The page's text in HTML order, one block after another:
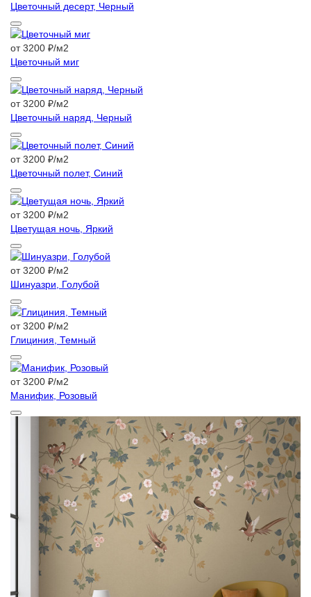
Цветочный десерт, Черный
от 3200 ₽/м2
Цветочный миг
от 3200 ₽/м2
Цветочный наряд, Черный
от 3200 ₽/м2
Цветочный полет, Синий
от 3200 ₽/м2
Цветущая ночь, Яркий
от 3200 ₽/м2
Шинуазри, Голубой
от 3200 ₽/м2
Глициния, Темный
от 3200 ₽/м2
Манифик, Розовый